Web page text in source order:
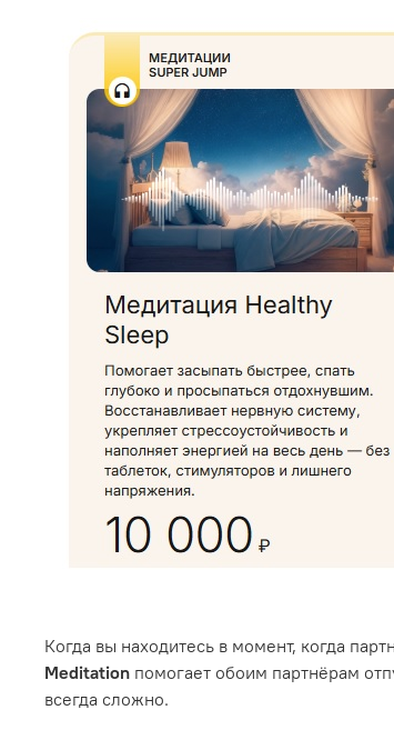
Когда вы находитесь в момент, когда
Meditation помогает обоим партнёрам
всегда сложно.